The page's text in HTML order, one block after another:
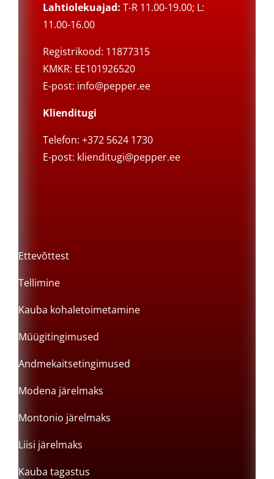
Lahtiolekuajad: T-R 11.00-19.00; L:
11.00-16.00
Registrikood: 11877315
KMKR: EE101926520
E-post: info@pepper.ee
Klienditugi
Telefon: +372 5624 1730
E-post: klienditugi@pepper.ee
Ettevõttest
Tellimine
Kauba kohaletoimetamine
Müügitingimused
Andmekaitsetingimused
Modena järelmaks
Montonio järelmaks
Liisi järelmaks
Kauba tagastus